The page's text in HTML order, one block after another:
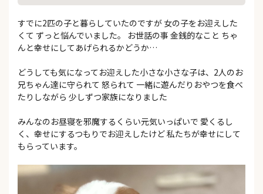
すでに2匹の子と暮らしていたのですが 女の子をお迎えした
くて ずっと悩んでいました。 お世話の事 金銭的なこと ちゃ
んと幸せにしてあげられるかどうか…
どうしても気になってお迎えした小さな小さな子は、2人のお
兄ちゃん達に守られて 怒られて 一緒に遊んだりおやつを食べ
たりしながら 少しずつ家族になりました
みんなのお昼寝を邪魔するくらい元気いっぱいで 愛くるし
く、幸せにするつもりでお迎えしたけど 私たちが幸せにして
もらっています。